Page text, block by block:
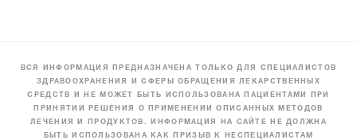
ВСЯ ИНФОРМАЦИЯ ПРЕДНАЗНАЧЕНА ТОЛЬКО ДЛЯ СПЕЦИАЛИСТОВ
ЗДРАВООХРАНЕНИЯ И СФЕРЫ ОБРАЩЕНИЯ ЛЕКАРСТВЕННЫХ
СРЕДСТВ И НЕ МОЖЕТ БЫТЬ ИСПОЛЬЗОВАНА ПАЦИЕНТАМИ ПРИ
ПРИНЯТИИ РЕШЕНИЯ О ПРИМЕНЕНИИ ОПИСАННЫХ МЕТОДОВ
ЛЕЧЕНИЯ И ПРОДУКТОВ. ИНФОРМАЦИЯ НА САЙТЕ НЕ ДОЛЖНА
БЫТЬ ИСПОЛЬЗОВАНА КАК ПРИЗЫВ К НЕСПЕЦИАЛИСТАМ